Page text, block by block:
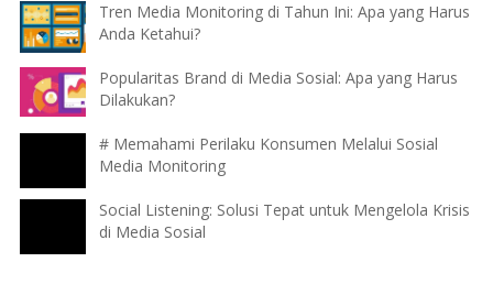
Tren Media Monitoring di Tahun Ini: Apa yang Harus
Anda Ketahui?
Popularitas Brand di Media Sosial: Apa yang Harus
Dilakukan?
# Memahami Perilaku Konsumen Melalui Sosial
Media Monitoring
Social Listening: Solusi Tepat untuk Mengelola Krisis
di Media Sosial